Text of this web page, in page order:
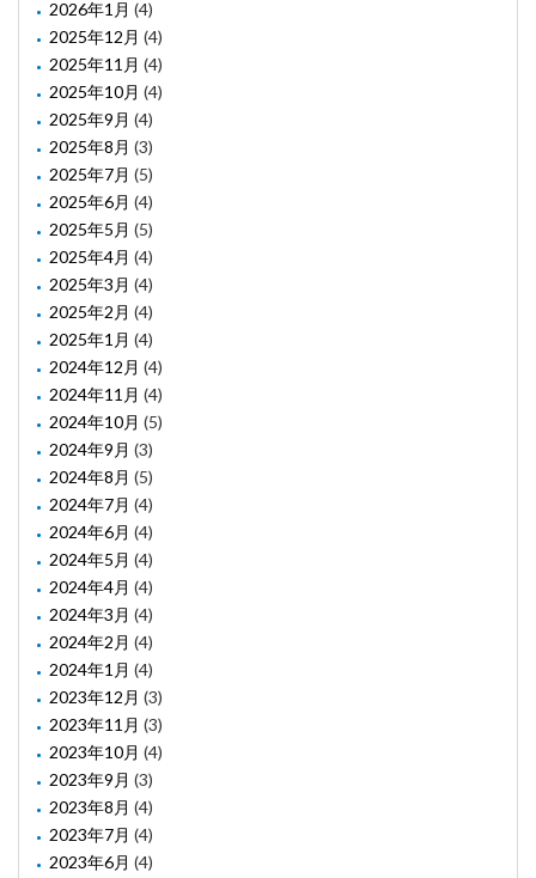
2026年1月 (4)
2025年12月 (4)
2025年11月 (4)
2025年10月 (4)
2025年9月 (4)
2025年8月 (3)
2025年7月 (5)
2025年6月 (4)
2025年5月 (5)
2025年4月 (4)
2025年3月 (4)
2025年2月 (4)
2025年1月 (4)
2024年12月 (4)
2024年11月 (4)
2024年10月 (5)
2024年9月 (3)
2024年8月 (5)
2024年7月 (4)
2024年6月 (4)
2024年5月 (4)
2024年4月 (4)
2024年3月 (4)
2024年2月 (4)
2024年1月 (4)
2023年12月 (3)
2023年11月 (3)
2023年10月 (4)
2023年9月 (3)
2023年8月 (4)
2023年7月 (4)
2023年6月 (4)